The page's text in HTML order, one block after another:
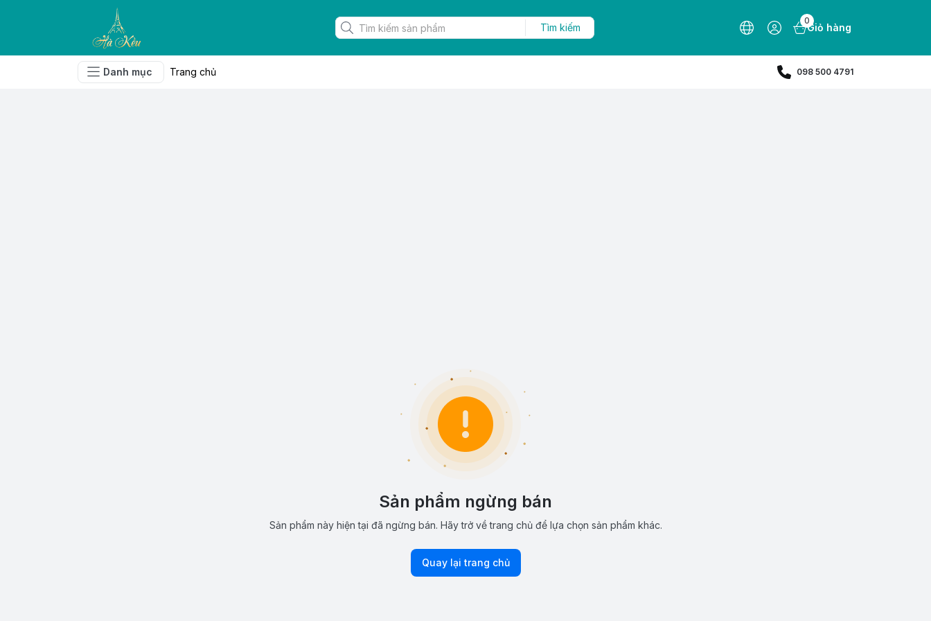
Tìm kiếm
0
Giỏ hàng
Danh mục Trang chủ 098 500 4791
Sản phẩm ngừng bán
Sản phẩm này hiện tại đã ngừng bán. Hãy trở về trang chủ để lựa chọn sản phẩm khác.
Quay lại trang chủ